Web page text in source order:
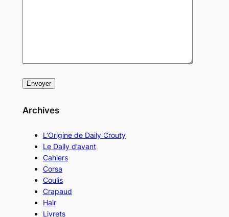
Archives
L’Origine de Daily Crouty
Le Daily d’avant
Cahiers
Corsa
Coulis
Crapaud
Hair
Livrets